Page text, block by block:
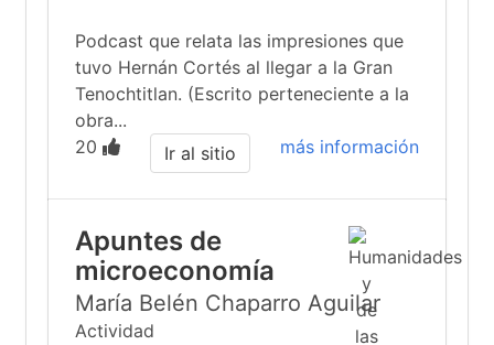
Podcast que relata las impresiones que
tuvo Hernán Cortés al llegar a la Gran
Tenochtitlan. (Escrito perteneciente a la
obra...
20
más información
Ir al sitio
Apuntes de
microeconomía
María Belén Chaparro Aguilar
Actividad